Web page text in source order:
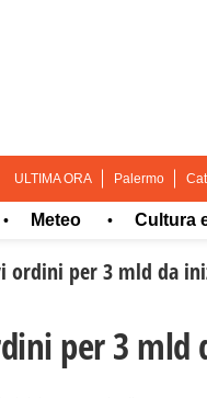
ULTIMA ORA Palermo
• Cultura e
ordini per 3 mld da
per 3 mld